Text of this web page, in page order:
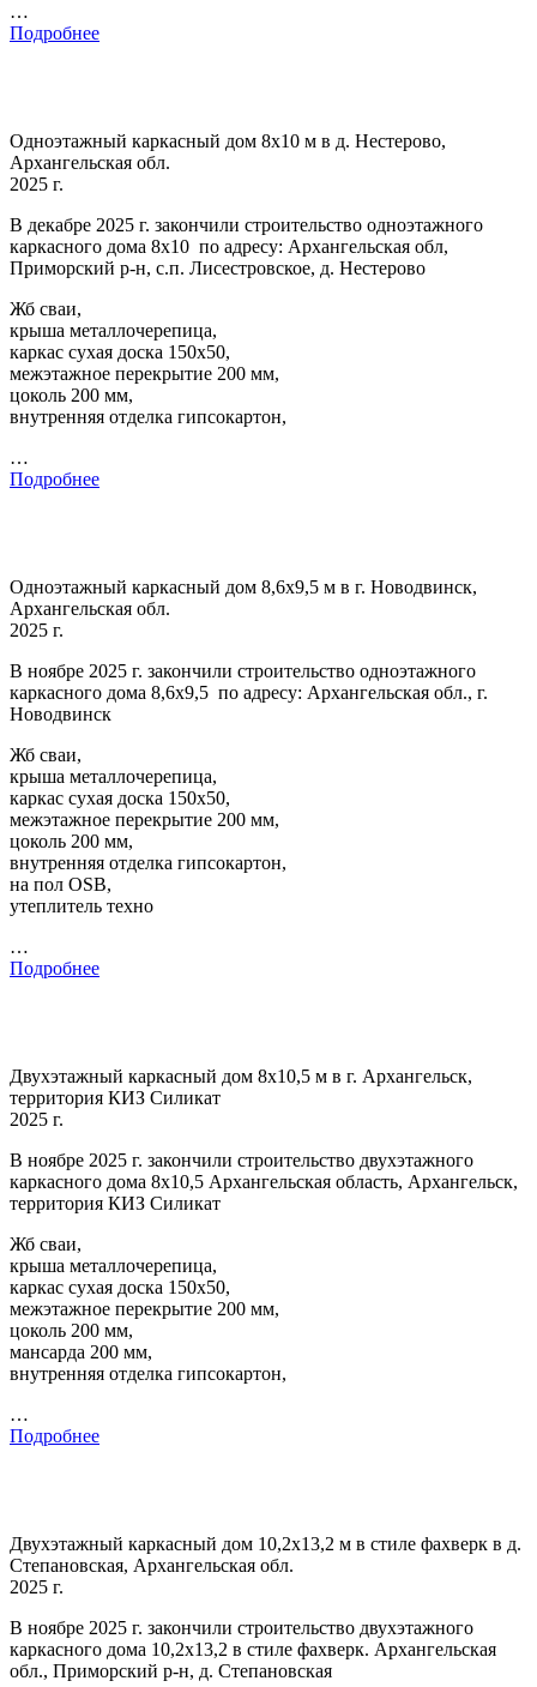
…
Подробнее
Одноэтажный каркасный дом 8х10 м в д. Нестерово,
Архангельская обл.
2025 г.
В декабре 2025 г. закончили строительство одноэтажного
каркасного дома 8х10 по адресу: Архангельская обл,
Приморский р-н, с.п. Лисестровское, д. Нестерово
Жб сваи,
крыша металлочерепица,
каркас сухая доска 150х50,
межэтажное перекрытие 200 мм,
цоколь 200 мм,
внутренняя отделка гипсокартон,
…
Подробнее
Одноэтажный каркасный дом 8,6х9,5 м в г. Новодвинск,
Архангельская обл.
2025 г.
В ноябре 2025 г. закончили строительство одноэтажного
каркасного дома 8,6х9,5 по адресу: Архангельская обл., г.
Новодвинск
Жб сваи,
крыша металлочерепица,
каркас сухая доска 150х50,
межэтажное перекрытие 200 мм,
цоколь 200 мм,
внутренняя отделка гипсокартон,
на пол OSB,
утеплитель техно
…
Подробнее
Двухэтажный каркасный дом 8х10,5 м в г. Архангельск,
территория КИЗ Силикат
2025 г.
В ноябре 2025 г. закончили строительство двухэтажного
каркасного дома 8х10,5 Архангельская область, Архангельск,
территория КИЗ Силикат
Жб сваи,
крыша металлочерепица,
каркас сухая доска 150х50,
межэтажное перекрытие 200 мм,
цоколь 200 мм,
мансарда 200 мм,
внутренняя отделка гипсокартон,
…
Подробнее
Двухэтажный каркасный дом 10,2х13,2 м в стиле фахверк в д.
Степановская, Архангельская обл.
2025 г.
В ноябре 2025 г. закончили строительство двухэтажного
каркасного дома 10,2х13,2 в стиле фахверк. Архангельская
обл., Приморский р-н, д. Степановская